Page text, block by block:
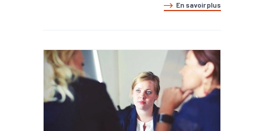
En savoir plus